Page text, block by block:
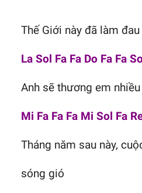
Thế Giới này đã làm
La Sol Fa Fa Do Fa Fa
Anh sẽ thương em
Mi Fa Fa Fa Mi Sol Fa
Tháng năm sau này,
sóng gió